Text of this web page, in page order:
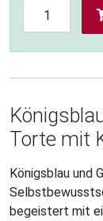
Torte mit
Königsblau und
begeistert mit